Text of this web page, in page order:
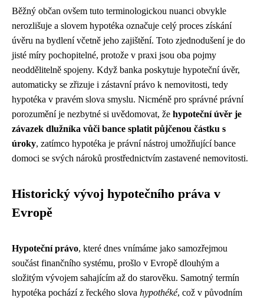
Běžný občan ovšem tuto terminologickou nuanci obvykle
nerozlišuje a slovem hypotéka označuje celý proces získání
úvěru na bydlení včetně jeho zajištění. Toto zjednodušení je do
jisté míry pochopitelné, protože v praxi jsou oba pojmy
neoddělitelně spojeny. Když banka poskytuje hypoteční úvěr,
automaticky se zřizuje i zástavní právo k nemovitosti, tedy
hypotéka v pravém slova smyslu. Nicméně pro správné právní
porozumění je nezbytné si uvědomovat, že hypoteční úvěr je
závazek dlužníka vůči bance splatit půjčenou částku s
úroky, zatímco hypotéka je právní nástroj umožňující bance
domoci se svých nároků prostřednictvím zastavené nemovitosti.
Historický vývoj hypotečního práva v
Evropě
Hypoteční právo, které dnes vnímáme jako samozřejmou
součást finančního systému, prošlo v Evropě dlouhým a
složitým vývojem sahajícím až do starověku. Samotný termín
hypotéka pochází z řeckého slova hypothéké, což v původním